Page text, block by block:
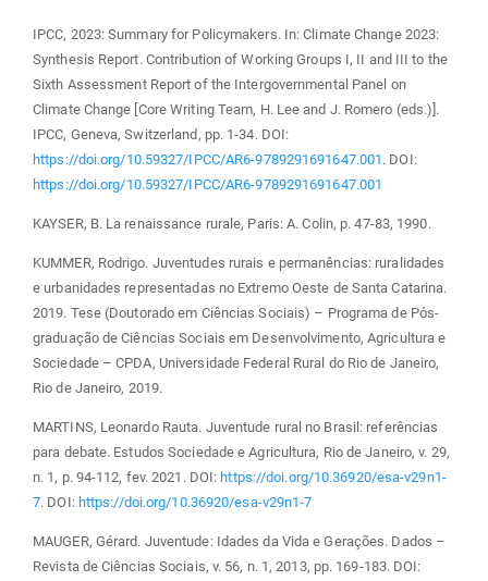
IPCC, 2023: Summary for Policymakers. In: Climate Change 2023:
Synthesis Report. Contribution of Working Groups I, II and III to the
Sixth Assessment Report of the Intergovernmental Panel on
Climate Change [Core Writing Team, H. Lee and J. Romero (eds.)].
IPCC, Geneva, Switzerland, pp. 1-34. DOI:
https://doi.org/10.59327/IPCC/AR6-9789291691647.001 . DOI:
https://doi.org/10.59327/IPCC/AR6-9789291691647.001
KAYSER, B. La renaissance rurale, Paris: A. Colin, p. 47-83, 1990.
KUMMER, Rodrigo. Juventudes rurais e permanências: ruralidades
e urbanidades representadas no Extremo Oeste de Santa Catarina.
2019. Tese (Doutorado em Ciências Sociais) – Programa de Pós-
graduação de Ciências Sociais em Desenvolvimento, Agricultura e
Sociedade – CPDA, Universidade Federal Rural do Rio de Janeiro,
Rio de Janeiro, 2019.
MARTINS, Leonardo Rauta. Juventude rural no Brasil: referências
para debate. Estudos Sociedade e Agricultura, Rio de Janeiro, v. 29,
n. 1, p. 94-112, fev. 2021. DOI: https://doi.org/10.36920/esa-v29n1-
7. DOI: https://doi.org/10.36920/esa-v29n1-7
MAUGER, Gérard. Juventude: Idades da Vida e Gerações. Dados –
Revista de Ciências Sociais, v. 56, n. 1, 2013, pp. 169-183. DOI: